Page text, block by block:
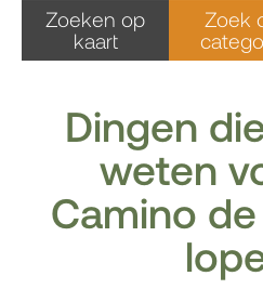
Zoeken op
kaart
Zoek
Dingen
weten
Camino